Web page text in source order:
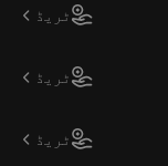
ٹریڈ
ٹریڈ
ٹریڈ